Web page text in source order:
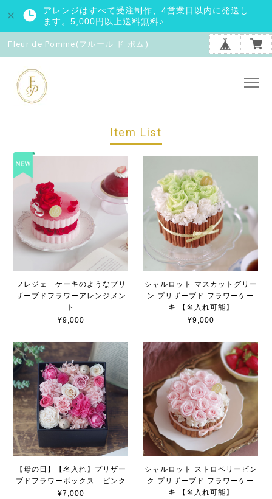
アレンジはすべて受注制作、4営業日以内に発送し
ます。5,000円以上送料無料♪
Fleur de Pomme(フルール ド ポム)
Item List
フレジェ ケーキのようなプリ
ザーブドフラワーアレンジメン
ト
¥9,000
シャルロット マスカットグリー
ン プリザーブド フラワーケー
キ 【名入れ可能】
¥9,000
【母の日】【名入れ】プリザー
ブドフラワーボックス ピンク
¥7,000
シャルロット ストロベリーピン
ク プリザーブド フラワーケー
キ 【名入れ可能】